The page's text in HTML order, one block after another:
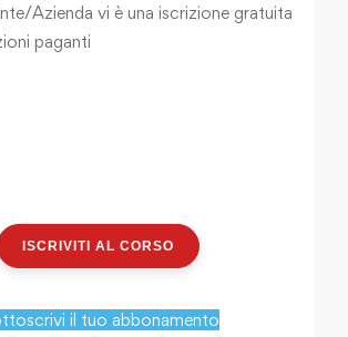
Azienda vi è una iscrizione gratuita
paganti
ISCRIVITI AL CORSO
il tuo abbonamento